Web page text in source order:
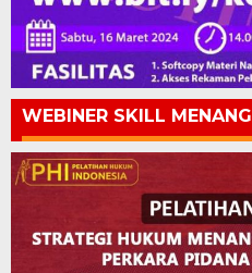
WEBINER SKILL MENANG